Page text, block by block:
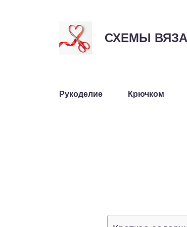
СХЕМЫ
Рукоделие Крючком